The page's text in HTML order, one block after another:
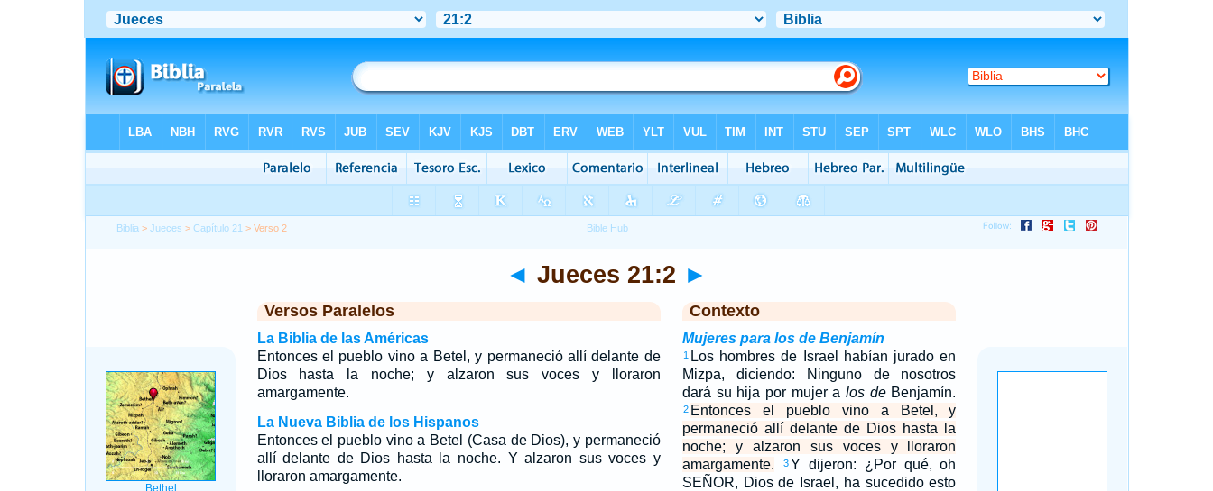
Biblia >Jueces >Capítulo 21 > Verso 2
◄ Jueces 21:2 ►
Versos Paralelos
La Biblia de las Américas
Entonces el pueblo vino a Betel, y permaneció allí delante de
Dios hasta la noche; y alzaron sus voces y lloraron
amargamente.
La Nueva Biblia de los Hispanos
Entonces el pueblo vino a Betel (Casa de Dios), y permaneció
allí delante de Dios hasta la noche. Y alzaron sus voces y
lloraron amargamente.
Contexto
Mujeres para los de Benjamín
1 Los hombres de Israel habían jurado en
Mizpa, diciendo: Ninguno de nosotros
dará su hija por mujer alos deBenjamín.
2 Entonces el pueblo vino a Betel, y
permaneció allí delante de Dios hasta la
noche; y alzaron sus voces y lloraron
amargamente.
3Y dijeron: ¿Por qué, oh
SEÑOR, Dios de Israel, ha sucedido esto